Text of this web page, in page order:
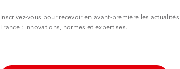
Inscrivez-vous pour recevoir en avant-première les actualités
France : innovations, normes et expertises.